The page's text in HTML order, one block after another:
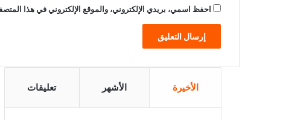
احفظ اسمي، بريدي الإلكتروني، والموقع الإلكتروني في هذا
الأخيرة الأشهر تعليقات